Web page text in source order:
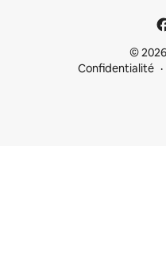
©
Confidentialité